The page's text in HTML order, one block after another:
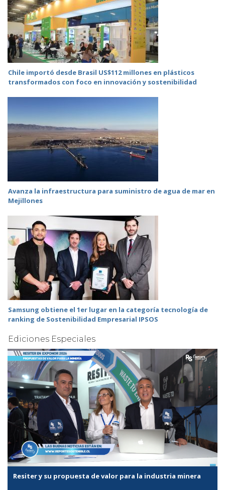
Chile importó desde Brasil US$112 millones en plásticos
transformados con foco en innovación y sostenibilidad
Avanza la infraestructura para suministro de agua de mar en
Mejillones
Samsung obtiene el 1er lugar en la categoría tecnología de
ranking de Sostenibilidad Empresarial IPSOS
Ediciones Especiales
Resiter y su propuesta de valor para la industria minera